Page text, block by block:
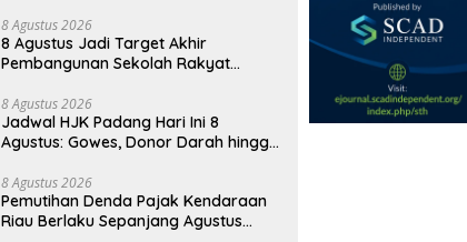
8 Agustus 2026
8 Agustus Jadi Target Akhir
Pembangunan Sekolah Rakyat
8 Agustus 2026
Jadwal HJK Padang Hari Ini 8
Agustus: Gowes, Donor Darah hingga
8 Agustus 2026
Pemutihan Denda Pajak Kendaraan
Riau Berlaku Sepanjang Agustus